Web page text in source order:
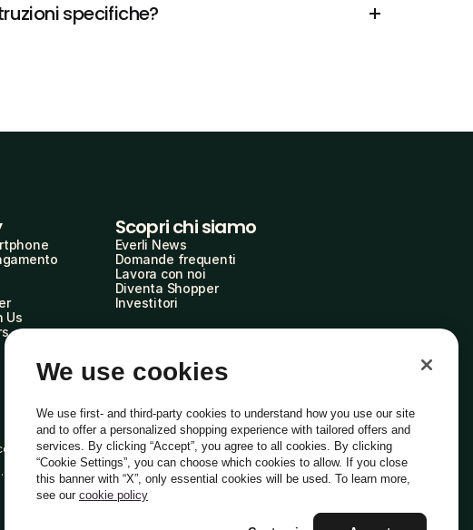
specifiche?
Us
Scopri chi siamo
Everli News
Domande frequenti
Lavora con noi
Diventa Shopper
Investitori
Etico
Italiano
We use cookies
We use first- and third-party cookies to understand how you use our site
and to offer a personalized shopping experience with tailored offers and
services. By clicking “Accept”, you agree to all cookies. By clicking
“Cookie Settings”, you can choose which cookies to allow. If you close
this banner with “X”, only essential cookies will be used. To learn more,
see our cookie policy